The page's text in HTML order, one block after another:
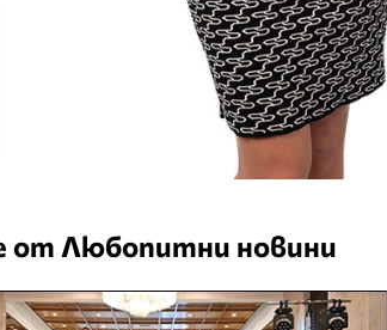
от Любопитни новини